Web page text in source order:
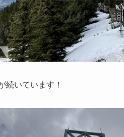
続いています！